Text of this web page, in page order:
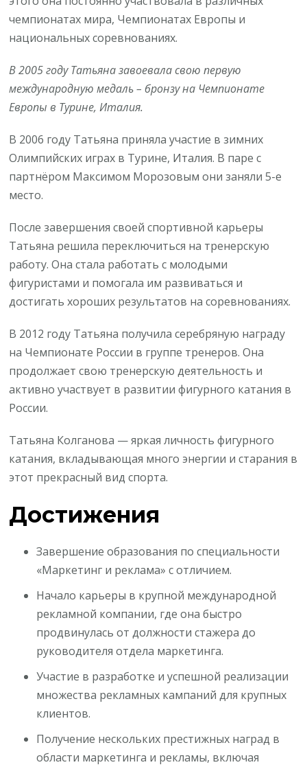
чемпионатах мира, Чемпионатах Европы и
национальных соревнованиях.
В 2005 году Татьяна завоевала свою первую
международную медаль – бронзу на Чемпионате
Европы в Турине, Италия.
В 2006 году Татьяна приняла участие в зимних
Олимпийских играх в Турине, Италия. В паре с
партнёром Максимом Морозовым они заняли 5-е
место.
После завершения своей спортивной карьеры
Татьяна решила переключиться на тренерскую
работу. Она стала работать с молодыми
фигуристами и помогала им развиваться и
достигать хороших результатов на соревнованиях.
В 2012 году Татьяна получила серебряную награду
на Чемпионате России в группе тренеров. Она
продолжает свою тренерскую деятельность и
активно участвует в развитии фигурного катания в
России.
Татьяна Колганова — яркая личность фигурного
катания, вкладывающая много энергии и старания в
этот прекрасный вид спорта.
Достижения
Завершение образования по специальности
«Маркетинг и реклама» с отличием.
Начало карьеры в крупной международной
рекламной компании, где она быстро
продвинулась от должности стажера до
руководителя отдела маркетинга.
Участие в разработке и успешной реализации
множества рекламных кампаний для крупных
клиентов.
Получение нескольких престижных наград в
области маркетинга и рекламы, включая